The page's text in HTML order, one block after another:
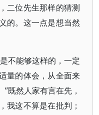
二位先生那样的猜测
的。这一点是想当然
不能够这样的，一定
量的体会，从全面来
既然人家有言在先，
我这不算是在批判；